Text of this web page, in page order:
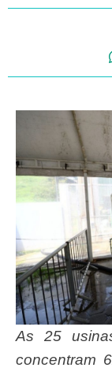
As 25 usinas instaladas nos municípios já
concentram